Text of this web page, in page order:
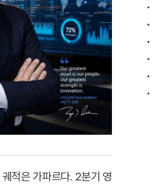
적은 가파르다. 2분기 영